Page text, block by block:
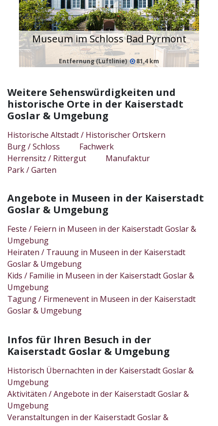
Museum im Schloss Bad Pyrmont
Entfernung (Luftlinie) 81,4 km
Weitere Sehenswürdigkeiten und
historische Orte in der Kaiserstadt
Goslar & Umgebung
Historische Altstadt / Historischer Ortskern
Burg / Schloss
Fachwerk
Herrensitz / Rittergut
Manufaktur
Park / Garten
Angebote in Museen in der Kaiserstadt
Goslar & Umgebung
Feste / Feiern in Museen in der Kaiserstadt Goslar &
Umgebung
Heiraten / Trauung in Museen in der Kaiserstadt
Goslar & Umgebung
Kids / Familie in Museen in der Kaiserstadt Goslar &
Umgebung
Tagung / Firmenevent in Museen in der Kaiserstadt
Goslar & Umgebung
Infos für Ihren Besuch in der
Kaiserstadt Goslar & Umgebung
Historisch Übernachten in der Kaiserstadt Goslar &
Umgebung
Aktivitäten / Angebote in der Kaiserstadt Goslar &
Umgebung
Veranstaltungen in der Kaiserstadt Goslar &